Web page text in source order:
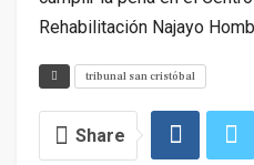
Rehabilitación Najayo
tribunal san cristóbal
Share